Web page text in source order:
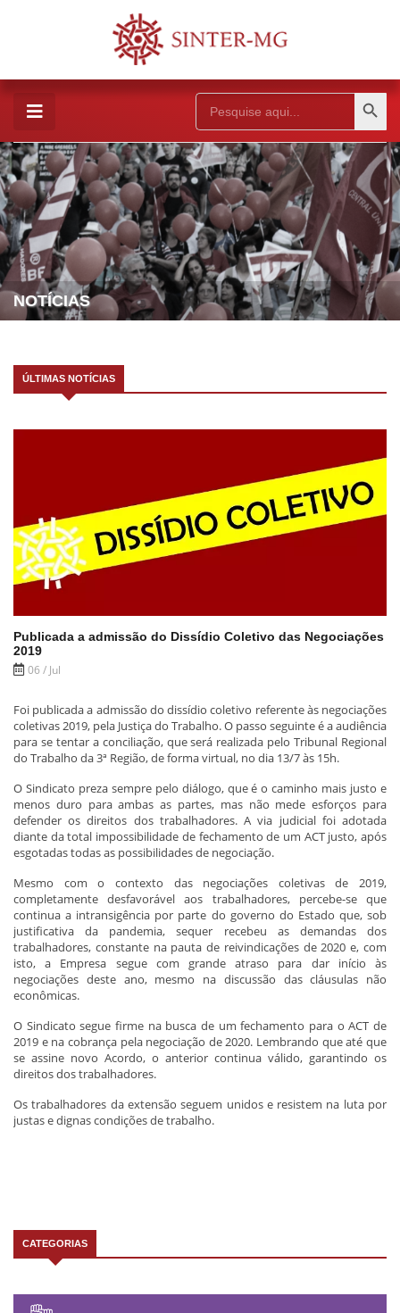
Search
for:
Search Button
NOTÍCIAS
ÚLTIMAS NOTÍCIAS
Publicada a admissão do Dissídio Coletivo das Negociações
2019
06 / Jul
Foi publicada a admissão do dissídio coletivo referente às negociações
coletivas 2019, pela Justiça do Trabalho. O passo seguinte é a audiência
para se tentar a conciliação, que será realizada pelo Tribunal Regional
do Trabalho da 3ª Região, de forma virtual, no dia 13/7 às 15h.
O Sindicato preza sempre pelo diálogo, que é o caminho mais justo e
menos duro para ambas as partes, mas não mede esforços para
defender os direitos dos trabalhadores. A via judicial foi adotada
diante da total impossibilidade de fechamento de um ACT justo, após
esgotadas todas as possibilidades de negociação.
Mesmo com o contexto das negociações coletivas de 2019,
completamente desfavorável aos trabalhadores, percebe-se que
continua a intransigência por parte do governo do Estado que, sob
justificativa da pandemia, sequer recebeu as demandas dos
trabalhadores, constante na pauta de reivindicações de 2020 e, com
isto, a Empresa segue com grande atraso para dar início às
negociações deste ano, mesmo na discussão das cláusulas não
econômicas.
O Sindicato segue firme na busca de um fechamento para o ACT de
2019 e na cobrança pela negociação de 2020. Lembrando que até que
se assine novo Acordo, o anterior continua válido, garantindo os
direitos dos trabalhadores.
Os trabalhadores da extensão seguem unidos e resistem na luta por
justas e dignas condições de trabalho.
CATEGORIAS